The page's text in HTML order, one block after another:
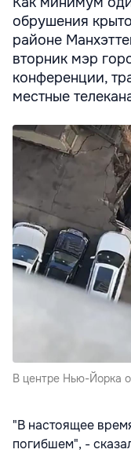
обрушения
районе
вторник мэр
конференции,
местные
В центре Нью-Йорка
"В настоящее
погибшем", -